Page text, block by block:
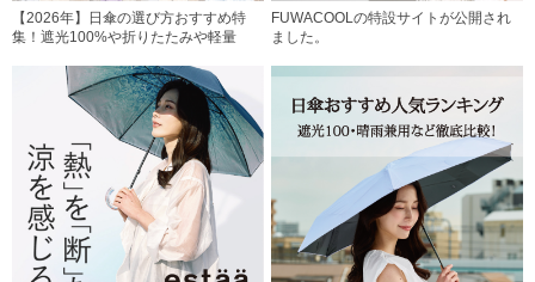
【2026年】日傘の選び方おすすめ特
集！遮光100%や折りたたみや軽量
FUWACOOLの特設サイトが公開され
ました。